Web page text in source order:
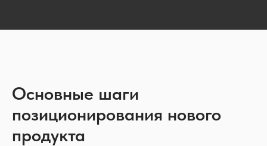
Основные шаги
позиционирования нового
продукта